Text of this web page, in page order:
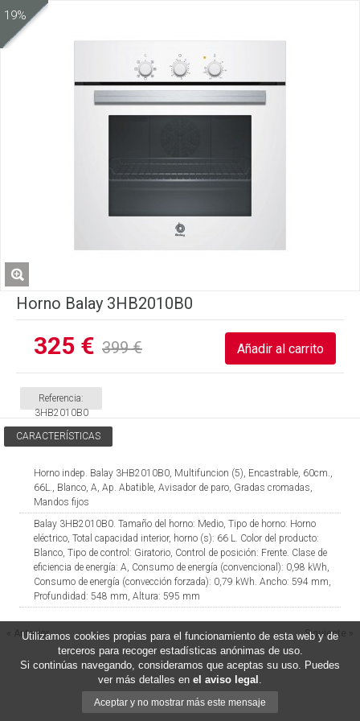
19%
Horno Balay 3HB2010B0
325 € 399 €
Referencia:
3HB2010B0
CARACTERÍSTICAS
Horno indep. Balay 3HB2010B0, Multifuncion (5), Encastrable, 60cm.,
66L., Blanco, A, Ap. Abatible, Avisador de paro, Gradas cromadas,
Mandos fijos
Balay 3HB2010B0. Tamaño del horno: Medio, Tipo de horno: Horno
eléctrico, Total capacidad interior, horno (s): 66 L. Color del producto:
Blanco, Tipo de control: Giratorio, Control de posición: Frente. Clase de
eficiencia de energía: A, Consumo de energía (convencional): 0,98 kWh,
Consumo de energía (convección forzada): 0,79 kWh. Ancho: 594 mm,
Profundidad: 548 mm, Altura: 595 mm
« Anterior Siguiente »
Utilizamos cookies propias para el funcionamiento de esta web y de
terceros para recoger estadísticas anónimas de uso.
Si continúas navegando, consideramos que aceptas su uso. Puedes
ver más detalles en el aviso legal .